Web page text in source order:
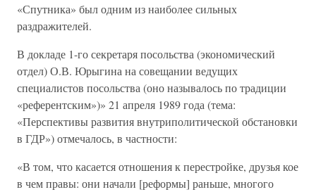
«Спутника» был одним из наиболее сильных
раздражителей.
В докладе 1-го секретаря посольства (экономический
отдел) О.В. Юрыгина на совещании ведущих
специалистов посольства (оно называлось по традиции
«референтским»)» 21 апреля 1989 года (тема:
«Перспективы развития внутриполитической обстановки
в ГДР») отмечалось, в частности:
«В том, что касается отношения к перестройке, друзья кое
в чем правы: они начали [реформы] раньше, многого